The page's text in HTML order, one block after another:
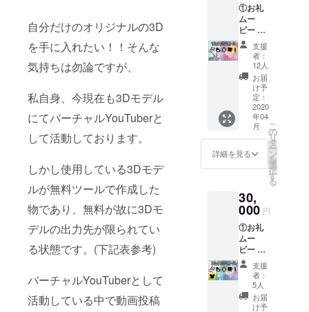
自分だけのオリジナルの3D
を手に入れたい！！そんな
気持ちは勿論ですが、
私自身、今現在も3Dモデル
にてバーチャルYouTuberと
して活動しております。
しかし使用している3Dモデ
ルが無料ツールで作成した
物であり、無料が故に3Dモ
デルの出力先が限られてい
る状態です。(下記表参考)
バーチャルYouTuberとして
活動している中で動画投稿
①お礼
ムー
ビー ②
お礼
メール
③缶
バッジ
【76m
m】 ④
コース
ター(コ
ルク製)
⑤スマ
ホク
リー
ナー
5cm】
⑥アク
リルス
タンド
支援
者：
12人
お届
け予
定：
2020
年04
月
詳細を見る
こ
の
リ
タ
ー
ン
を
選
択
す
る
30,
000 円
①お礼
ムー
ビー ②
お礼
メール
③缶
バッジ
【76m
支援
者：
5人
お届
け予